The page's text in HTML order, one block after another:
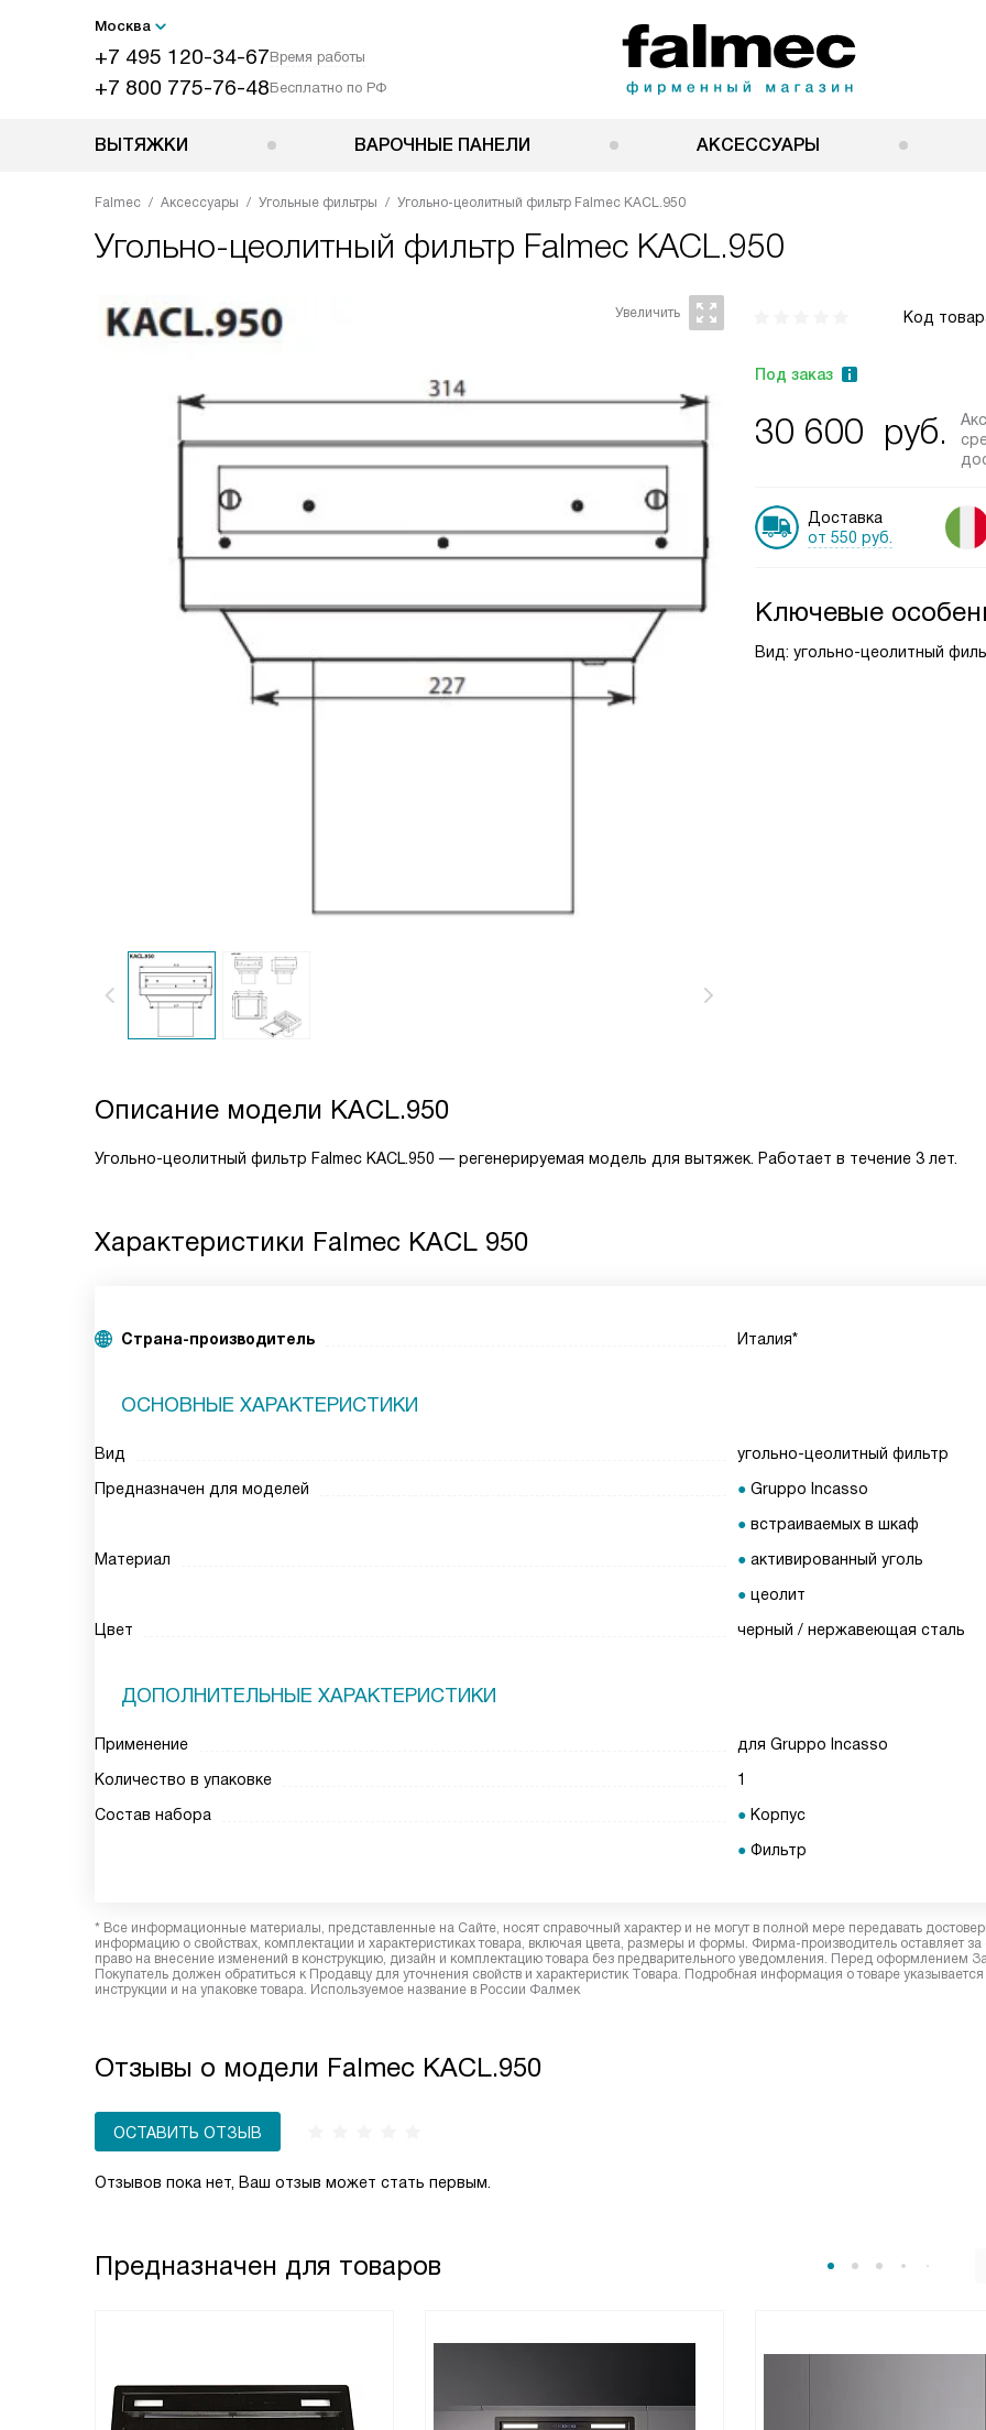
Москва
+7 495 120-34-67Время работы
+7 800 775-76-48Бесплатно по РФ
ВЫТЯЖКИ ВАРОЧНЫЕ ПАНЕЛИ АКСЕССУАРЫ
Falmec Аксессуары Угольные фильтры Угольно-цеолитный фильтр Falmec KACL.950
Угольно-цеолитный фильтр Falmec KACL.950
Код
Под заказ
30 600 руб.
Доставка
от 550 руб.
Ключевые
Вид: угольно-цеолитный
Описание модели KACL.950
Угольно-цеолитный фильтр Falmec KACL.950 — регенерируемая модель для вытяжек. Работает в течение 3 лет.
Характеристики Falmec KACL 950
Страна-производитель Италия*
ОСНОВНЫЕ ХАРАКТЕРИСТИКИ
Вид
угольно-цеолитный фильтр
Предназначен для моделей
Gruppo Incasso
встраиваемых в шкаф
Материал
активированный уголь
цеолит
Цвет
черный / нержавеющая сталь
ДОПОЛНИТЕЛЬНЫЕ ХАРАКТЕРИСТИКИ
Применение
для Gruppo Incasso
Количество в упаковке
1
Состав набора
Корпус
Фильтр
* Все информационные материалы, представленные на Сайте, носят справочный характер и не могут в полной мере передавать
информацию о свойствах, комплектации и характеристиках товара, включая цвета, размеры и формы. Фирма-производитель оставляет за
право на внесение изменений в конструкцию, дизайн и комплектацию товара без предварительного уведомления. Перед оформлением
Покупатель должен обратиться к Продавцу для уточнения свойств и характеристик Товара. Подробная информация о товаре указывается
инструкции и на упаковке товара. Используемое название в России Фалмек
Отзывы о модели Falmec KACL.950
ОСТАВИТЬ ОТЗЫВ
Отзывов пока нет, Ваш отзыв может стать первым.
Предназначен для товаров